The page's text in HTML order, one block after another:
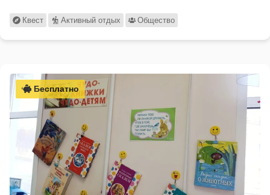
Квест Активный отдых Общество
Бесплатно